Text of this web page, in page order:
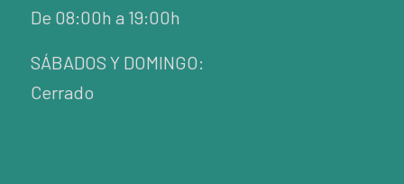
De 08:00h a 19:00h
SÁBADOS Y DOMINGO:
Cerrado